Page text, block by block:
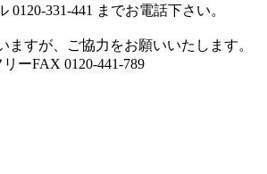
0120-331-441 までお電話下さい。
ますが、ご協力をお願いいたします。
リーFAX 0120-441-789